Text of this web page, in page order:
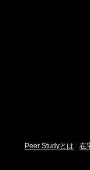
Peer Studyとは 在